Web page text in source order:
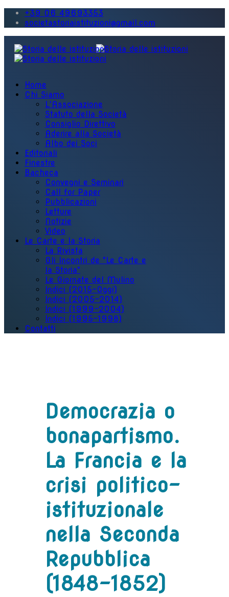
+39 06 49693353
societastoriaistituzioni@gmail.com
Home
Chi Siamo
L'Associazione
Statuto della Società
Consiglio Direttivo
Aderire alla Società
Albo dei Soci
Editoriali
Finestre
Bacheca
Convegni e Seminari
Call for Paper
Pubblicazioni
Letture
Notizie
Video
Le Carte e la Storia
La Rivista
Gli Incontri de "Le Carte e
la Storia"
Le Giornate del Mulino
Indici (2015-Oggi)
Indici (2005-2014)
Indici (1999-2004)
Indici (1995-1998)
Contatti
Democrazia o
bonapartismo.
La Francia e la
crisi politico-
istituzionale
nella Seconda
Repubblica
(1848-1852)